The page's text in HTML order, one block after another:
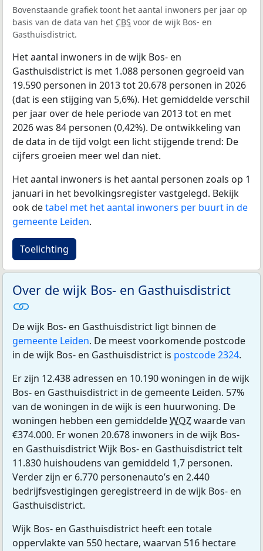
Bovenstaande grafiek toont het aantal inwoners per jaar op
basis van de data van het CBS voor de wijk Bos- en
Gasthuisdistrict.
Het aantal inwoners in de wijk Bos- en
Gasthuisdistrict is met 1.088 personen gegroeid van
19.590 personen in 2013 tot 20.678 personen in 2026
(dat is een stijging van 5,6%). Het gemiddelde verschil
per jaar over de hele periode van 2013 tot en met
2026 was 84 personen (0,42%). De ontwikkeling van
de data in de tijd volgt een licht stijgende trend: De
cijfers groeien meer wel dan niet.
Het aantal inwoners is het aantal personen zoals op 1
januari in het bevolkingsregister vastgelegd. Bekijk
ook detabel met het aantal inwoners per buurt in de
gemeente Leiden.
Toelichting
Over de wijk Bos- en Gasthuisdistrict
De wijk Bos- en Gasthuisdistrict ligt binnen de
gemeente Leiden. De meest voorkomende postcode
in de wijk Bos- en Gasthuisdistrict is postcode 2324.
Er zijn 12.438 adressen en 10.190 woningen in de wijk
Bos- en Gasthuisdistrict in de gemeente Leiden. 57%
van de woningen in de wijk is een huurwoning. De
woningen hebben een gemiddeldeWOZwaarde van
€374.000. Er wonen 20.678 inwoners in de wijk Bos-
en Gasthuisdistrict Wijk Bos- en Gasthuisdistrict telt
11.830 huishoudens van gemiddeld 1,7 personen.
Verder zijn er 6.770 personenauto’s en 2.440
bedrijfsvestigingen geregistreerd in de wijk Bos- en
Gasthuisdistrict.
Wijk Bos- en Gasthuisdistrict heeft een totale
oppervlakte van 550 hectare, waarvan 516 hectare